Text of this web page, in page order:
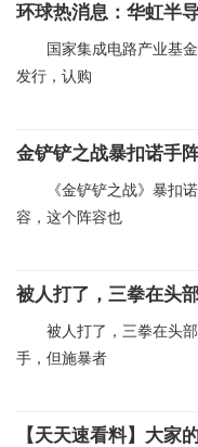
国家集成电路产业基
发行，认购
金铲铲之战暴扣诺手
《金铲铲之战》暴扣
容，这个阵容也
被人打了，三拳在头
手，但施暴者
【天天速看料】大家